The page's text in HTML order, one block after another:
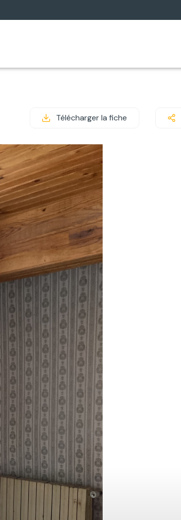
Télécharger la fiche